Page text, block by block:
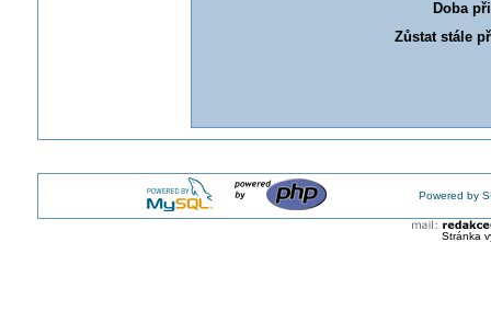
Doba
Zůstat stále
Powered by
Stránka